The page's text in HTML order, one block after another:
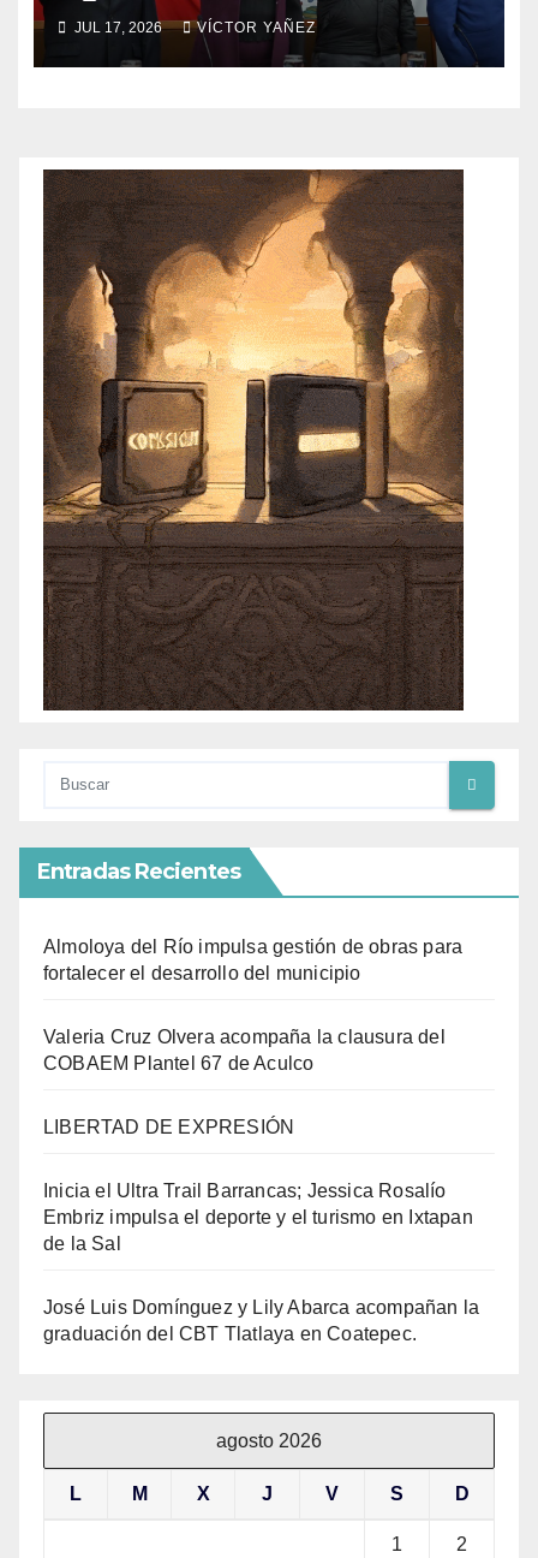
Jaramillo
JUL 17, 2026 VÍCTOR YAÑEZ
Entradas Recientes
Almoloya del Río impulsa gestión de obras para
fortalecer el desarrollo del municipio
Valeria Cruz Olvera acompaña la clausura del
COBAEM Plantel 67 de Aculco
LIBERTAD DE EXPRESIÓN
Inicia el Ultra Trail Barrancas; Jessica Rosalío
Embriz impulsa el deporte y el turismo en Ixtapan
de la Sal
José Luis Domínguez y Lily Abarca acompañan la
graduación del CBT Tlatlaya en Coatepec.
agosto 2026
L M X J V S D
1 2